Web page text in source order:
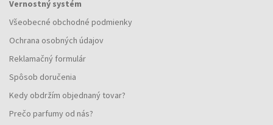
Vernostný systém
Všeobecné obchodné podmienky
Ochrana osobných údajov
Reklamačný formulár
Spôsob doručenia
Kedy obdržím objednaný tovar?
Prečo parfumy od nás?